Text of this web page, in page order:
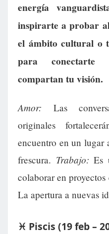
energía
inspirarte a probar
el ámbito cultural o
para conectarte
compartan tu visión.
Amor: Las
originales
encuentro en un lugar
frescura. Trabajo: Es
colaborar en
La apertura a nuevas
♓ Piscis (19 feb –